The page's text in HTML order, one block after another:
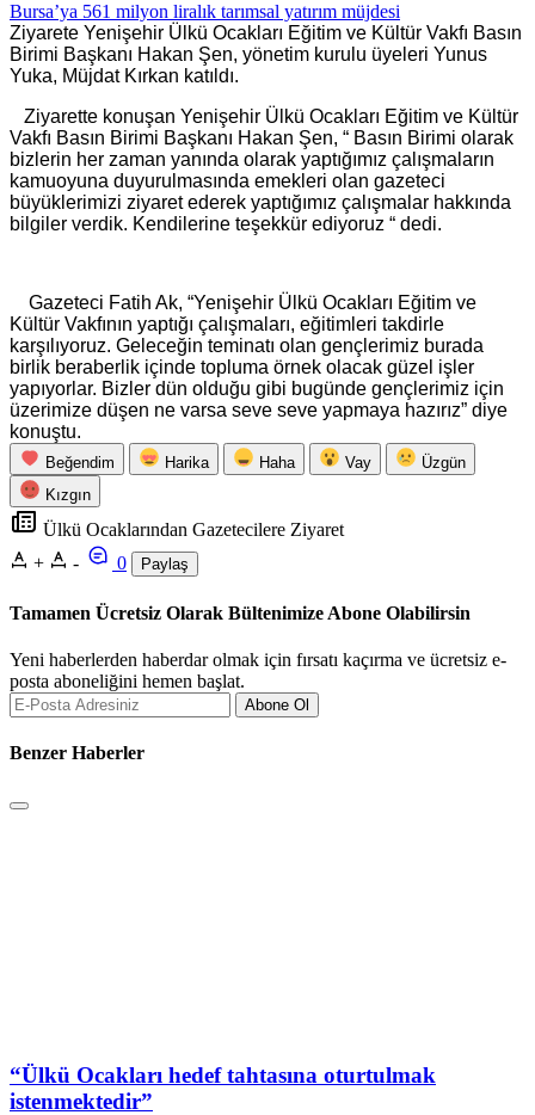
Bursa’ya 561 milyon liralık tarımsal yatırım müjdesi
Ziyarete Yenişehir Ülkü Ocakları Eğitim ve Kültür Vakfı Basın
Birimi Başkanı Hakan Şen, yönetim kurulu üyeleri Yunus
Yuka, Müjdat Kırkan katıldı.
Ziyarette konuşan Yenişehir Ülkü Ocakları Eğitim ve Kültür
Vakfı Basın Birimi Başkanı Hakan Şen, “ Basın Birimi olarak
bizlerin her zaman yanında olarak yaptığımız çalışmaların
kamuoyuna duyurulmasında emekleri olan gazeteci
büyüklerimizi ziyaret ederek yaptığımız çalışmalar hakkında
bilgiler verdik. Kendilerine teşekkür ediyoruz “ dedi.
Gazeteci Fatih Ak, “Yenişehir Ülkü Ocakları Eğitim ve
Kültür Vakfının yaptığı çalışmaları, eğitimleri takdirle
karşılıyoruz. Geleceğin teminatı olan gençlerimiz burada
birlik beraberlik içinde topluma örnek olacak güzel işler
yapıyorlar. Bizler dün olduğu gibi bugünde gençlerimiz için
üzerimize düşen ne varsa seve seve yapmaya hazırız” diye
konuştu.
Beğendim Harika Haha Vay
Üzgün
Kızgın
Ülkü Ocaklarından Gazetecilere Ziyaret
+
- 0 Paylaş
Tamamen Ücretsiz Olarak Bültenimize Abone Olabilirsin
Yeni haberlerden haberdar olmak için fırsatı kaçırma ve ücretsiz e-
posta aboneliğini hemen başlat.
Abone Ol
Benzer Haberler
“Ülkü Ocakları hedef tahtasına oturtulmak
istenmektedir”